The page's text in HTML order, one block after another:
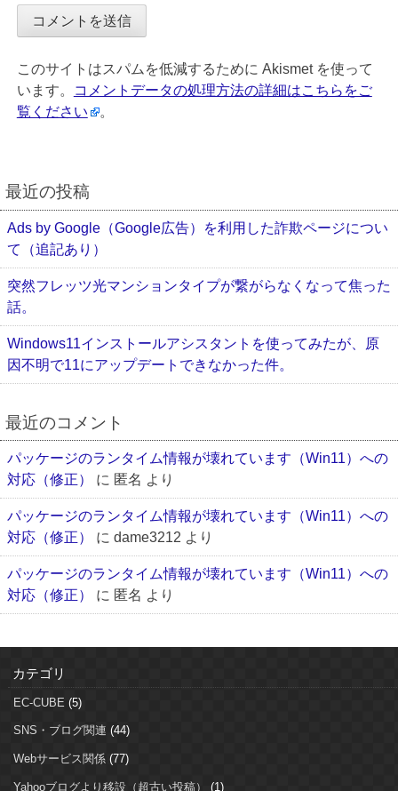
このサイトはスパムを低減するために Akismet を使って
います。
コメントデータの処理方法の詳細はこちらをご
覧ください
。
最近の投稿
Ads by Google（Google広告）を利用した詐欺ページについ
て（追記あり）
突然フレッツ光マンションタイプが繋がらなくなって焦った
話。
Windows11インストールアシスタントを使ってみたが、原
因不明で11にアップデートできなかった件。
最近のコメント
パッケージのランタイム情報が壊れています（Win11）への
対応（修正）
に 匿名 より
パッケージのランタイム情報が壊れています（Win11）への
対応（修正）
に dame3212 より
パッケージのランタイム情報が壊れています（Win11）への
対応（修正）
に 匿名 より
カテゴリ
EC-CUBE (5)
SNS・ブログ関連 (44)
Webサービス関係 (77)
Yahooブログより移設（超古い投稿） (1)